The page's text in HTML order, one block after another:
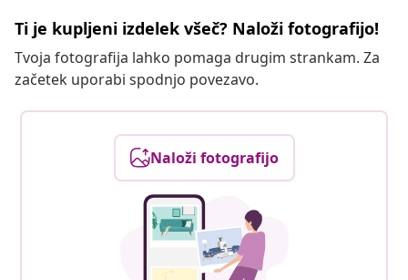
Ti je kupljeni izdelek všeč? Naloži fotografijo!
Tvoja fotografija lahko pomaga drugim strankam. Za
začetek uporabi spodnjo povezavo.
Naloži fotografijo